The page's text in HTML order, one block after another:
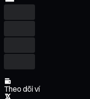
Theo dõi ví